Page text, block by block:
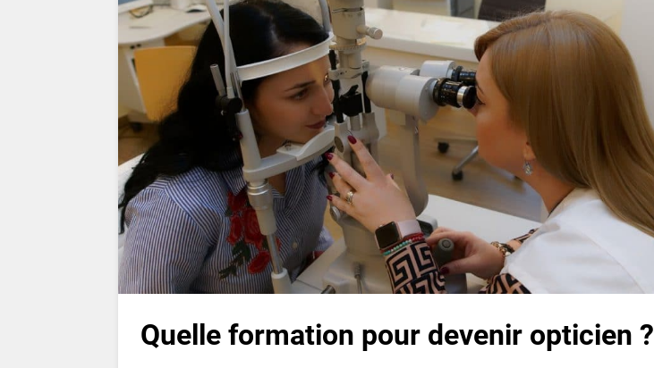
Quelle formation pour devenir opticien ?